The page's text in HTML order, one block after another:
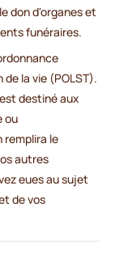
don d'organes et
funéraires.
la vie (POLST).
destiné aux
ou
le
autres
eues au sujet
de vos